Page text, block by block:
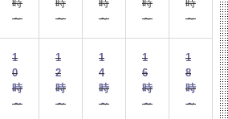
時
～
時
～
時
～
時
～
時
～
1
0
時
～
1
2
時
～
1
4
時
～
1
6
時
～
1
8
時
～